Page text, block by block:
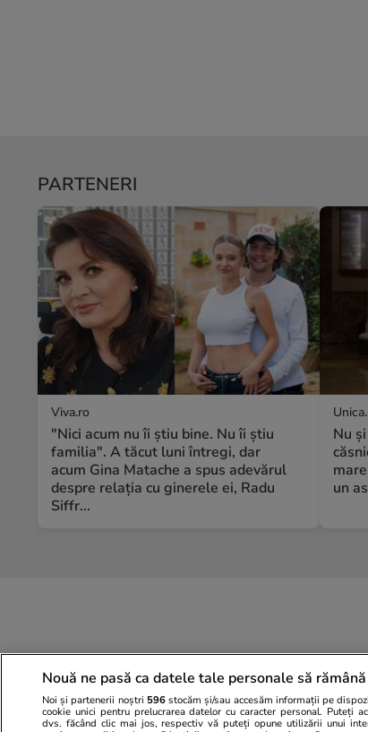
PARTENERI
Viva.ro
"Nici acum nu îi știu bine. Nu îi știu
familia". A tăcut luni întregi, dar
acum Gina Matache a spus adevărul
despre relația cu ginerele ei, Radu
Siffr...
Nu
un
Nouă ne pasă ca datele tale personale să
Noi și partenerii noștri 596stocăm și/sau accesăm informații pe
cookie unici pentru prelucrarea datelor cu caracter personal. Puteți
dvs. făcând clic mai jos, respectiv vă puteți opune utilizării unui